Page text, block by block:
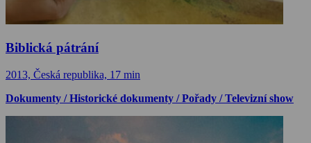
Biblická pátrání
2013, Česká republika, 17 min
Dokumenty / Historické dokumenty / Pořady / Televizní show